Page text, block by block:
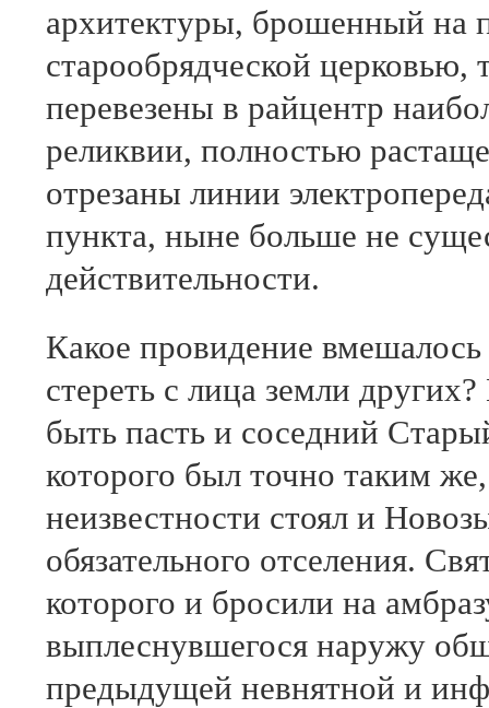
архитектуры, брошенный на
старообрядческой
перевезены в райцентр
реликвии, полностью
отрезаны линии
пункта, ныне больше не
действительности.
Какое провидение
стереть с лица земли
быть пасть и соседний
которого был точно таким
неизвестности стоял и
обязательного отселения.
которого и бросили на
выплеснувшегося наружу
предыдущей невнятной и